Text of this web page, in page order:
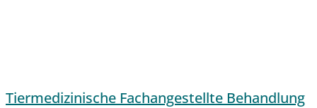
Tiermedizinische Fachangestellte Behandlung